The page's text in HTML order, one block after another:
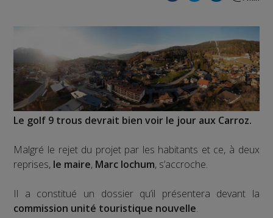
Le golf 9 trous devrait bien voir le jour aux Carroz.
Malgré le rejet du projet par les habitants et ce, à deux
reprises, le maire, Marc Iochum, s’accroche.
Il a constitué un dossier qu’il présentera devant la
commission unité touristique nouvelle.